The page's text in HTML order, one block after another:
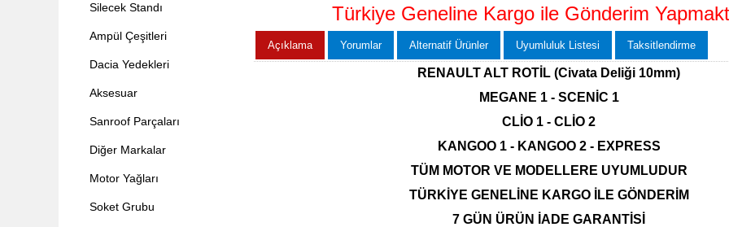
Silecek Standı
Ampül Çeşitleri
Dacia Yedekleri
Aksesuar
Sanroof Parçaları
Diğer Markalar
Motor Yağları
Soket Grubu
Türkiye Geneline Kargo ile Gönderim
Açıklama Yorumlar Alternatif Ürünler Uyumluluk Listesi Taksitlendirme
RENAULT ALT ROTİL (Civata Deliği 10mm)
MEGANE 1 - SCENİC 1
CLİO 1 - CLİO 2
KANGOO 1 - KANGOO 2 - EXPRESS
TÜM MOTOR VE MODELLERE UYUMLUDUR
TÜRKİYE GENELİNE KARGO İLE GÖNDERİM
7 GÜN ÜRÜN İADE GARANTİSİ